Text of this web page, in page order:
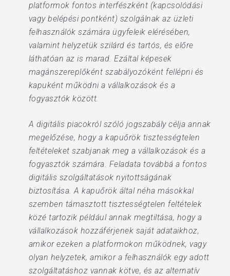
platformok fontos interfészként (kapcsolódási
vagy belépési pontként) szolgálnak az üzleti
felhasználók számára ügyfeleik elérésében,
valamint helyzetük szilárd és tartós, és előre
láthatóan az is marad. Ezáltal képesek
magánszereplőként szabályozóként fellépni és
kapuként működni a vállalkozások és a
fogyasztók között.
A digitális piacokról szóló jogszabály célja annak
megelőzése, hogy a kapuőrök tisztességtelen
feltételeket szabjanak meg a vállalkozások és a
fogyasztók számára. Feladata továbbá a fontos
digitális szolgáltatások nyitottságának
biztosítása. A kapuőrök által néha másokkal
szemben támasztott tisztességtelen feltételek
közé tartozik például annak megtiltása, hogy a
vállalkozások hozzáférjenek saját adataikhoz,
amikor ezeken a platformokon működnek, vagy
olyan helyzetek, amikor a felhasználók egy adott
szolgáltatáshoz vannak kötve, és az alternatív